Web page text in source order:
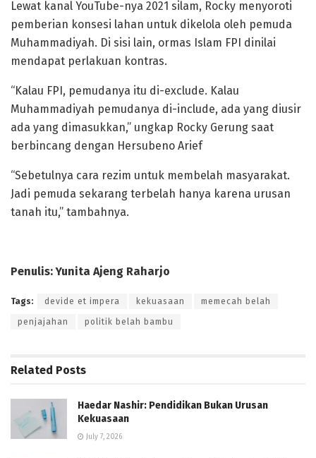
Lewat kanal YouTube-nya 2021 silam, Rocky menyoroti
pemberian konsesi lahan untuk dikelola oleh pemuda
Muhammadiyah. Di sisi lain, ormas Islam FPI dinilai
mendapat perlakuan kontras.
“Kalau FPI, pemudanya itu di-exclude. Kalau
Muhammadiyah pemudanya di-include, ada yang diusir
ada yang dimasukkan,” ungkap Rocky Gerung saat
berbincang dengan Hersubeno Arief
“Sebetulnya cara rezim untuk membelah masyarakat.
Jadi pemuda sekarang terbelah hanya karena urusan
tanah itu,” tambahnya.
Penulis: Yunita Ajeng Raharjo
Tags: devide et impera kekuasaan memecah belah
penjajahan politik belah bambu
Related Posts
Haedar Nashir: Pendidikan Bukan Urusan
Kekuasaan
July 7, 2026